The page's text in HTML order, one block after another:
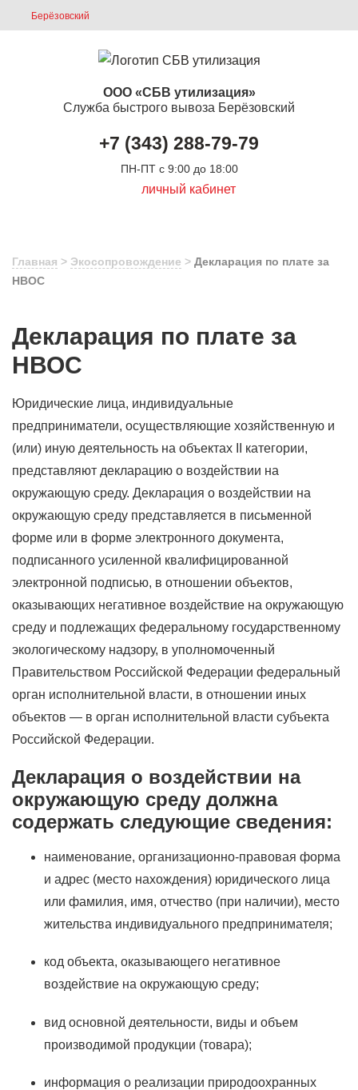
Берёзовский
ООО «СБВ утилизация»
Служба быстрого вывоза Берёзовский
+7 (343) 288-79-79
ПН-ПТ с 9:00 до 18:00
личный кабинет
Главная > Экосопровождение > Декларация по плате за
НВОС
Декларация по плате за
НВОС
Юридические лица, индивидуальные
предприниматели, осуществляющие хозяйственную и
(или) иную деятельность на объектах II категории,
представляют декларацию о воздействии на
окружающую среду. Декларация о воздействии на
окружающую среду представляется в письменной
форме или в форме электронного документа,
подписанного усиленной квалифицированной
электронной подписью, в отношении объектов,
оказывающих негативное воздействие на окружающую
среду и подлежащих федеральному государственному
экологическому надзору, в уполномоченный
Правительством Российской Федерации федеральный
орган исполнительной власти, в отношении иных
объектов — в орган исполнительной власти субъекта
Российской Федерации.
Декларация о воздействии на
окружающую среду должна
содержать следующие сведения:
наименование, организационно-правовая форма
и адрес (место нахождения) юридического лица
или фамилия, имя, отчество (при наличии), место
жительства индивидуального предпринимателя;
код объекта, оказывающего негативное
воздействие на окружающую среду;
вид основной деятельности, виды и объем
производимой продукции (товара);
информация о реализации природоохранных